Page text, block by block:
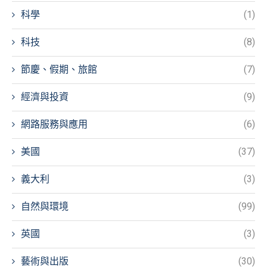
科學 (1)
科技 (8)
節慶、假期、旅館 (7)
經濟與投資 (9)
網路服務與應用 (6)
美國 (37)
義大利 (3)
自然與環境 (99)
英國 (3)
藝術與出版 (30)